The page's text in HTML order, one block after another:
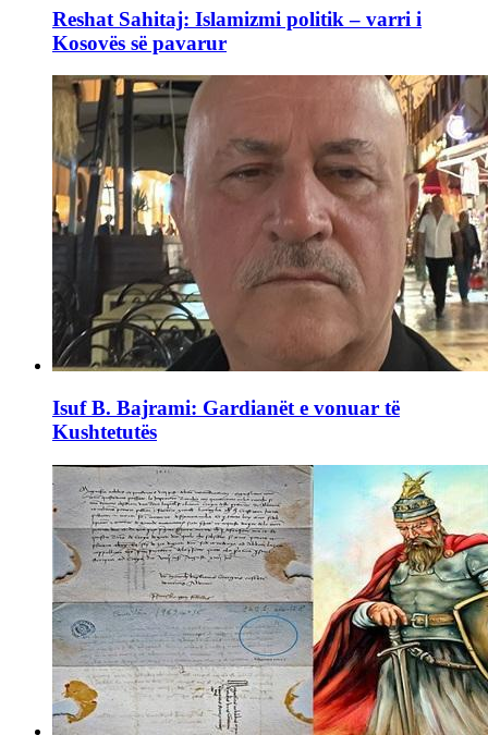
Reshat Sahitaj: Islamizmi politik – varri i
Kosovës së pavarur
Isuf B. Bajrami: Gardianët e vonuar të
Kushtetutës